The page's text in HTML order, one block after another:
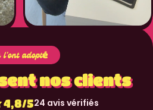
l'ont adopté
nos clients
4,8/524 avis vérifiés